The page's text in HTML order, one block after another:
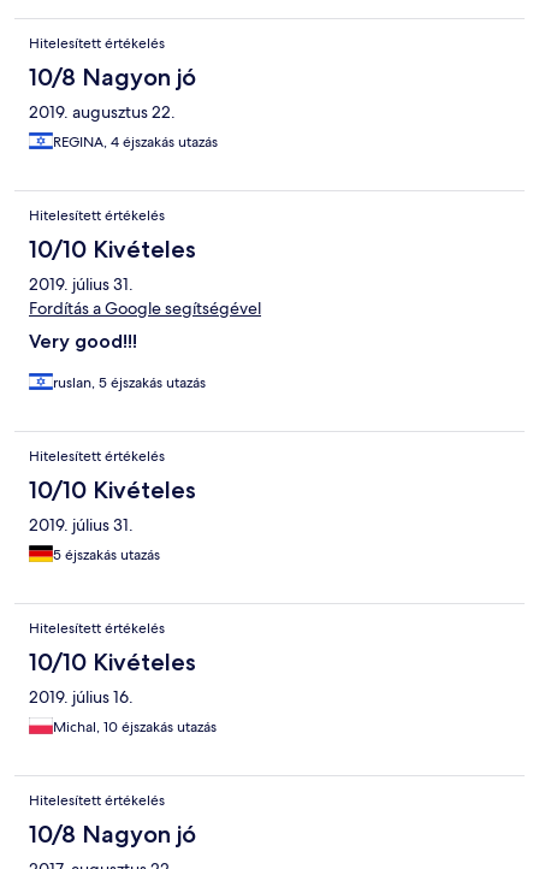
Hitelesített értékelés
10/8 Nagyon jó
2019. augusztus 22.
REGINA, 4 éjszakás utazás
Hitelesített értékelés
10/10 Kivételes
2019. július 31.
Fordítás a Google segítségével
Very good!!!
ruslan, 5 éjszakás utazás
Hitelesített értékelés
10/10 Kivételes
2019. július 31.
5 éjszakás utazás
Hitelesített értékelés
10/10 Kivételes
2019. július 16.
Michal, 10 éjszakás utazás
Hitelesített értékelés
10/8 Nagyon jó